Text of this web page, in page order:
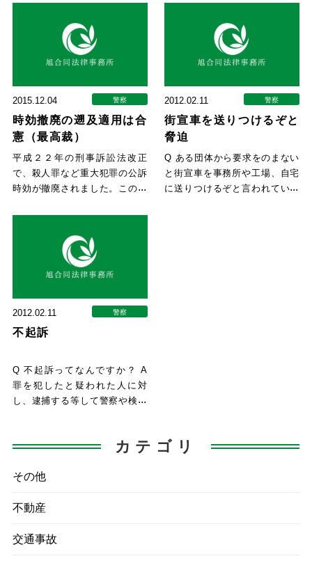
2015.12.04 警察
時効撤廃の遡及適用は合
憲（最高裁）
平成２２年の刑事訴訟法改正
で、殺人罪など重大犯罪の公訴
時効が撤廃されました。この改
2012.02.11 警察
街宣車を送りつけるぞと
脅迫
Q ある団体から要求をのまない
と街宣車を事務所や工場、自宅
に送りつけるぞと言われていま
2012.02.11 警察
不起訴
Q 不起訴ってなんですか？ A
罪を犯したと疑われた人に対
し、逮捕する等して警察や検察
カテゴリ
その他
不動産
交通事故